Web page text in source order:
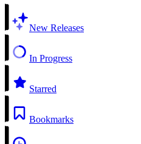
New Releases
In Progress
Starred
Bookmarks